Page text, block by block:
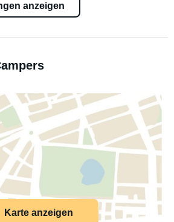
anzeigen
Karte anzeigen